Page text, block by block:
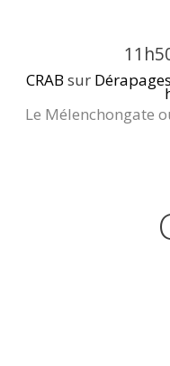
CRAB sur
Le Mélenchongate